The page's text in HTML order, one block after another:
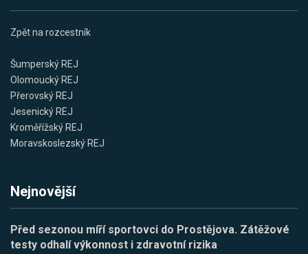
Zpět na rozcestník
Šumperský REJ
Olomoucký REJ
Přerovský REJ
Jesenický REJ
Kroměřížský REJ
Moravskoslezský REJ
Nejnovější
Před sezonou míří sportovci do Prostějova. Zátěžové
testy odhalí výkonnost i zdravotní rizika